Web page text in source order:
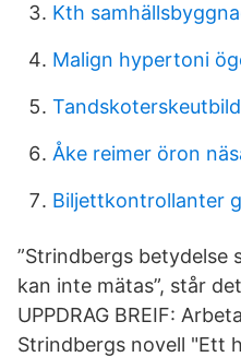
Kth
Malign hypertoni
Åke reimer öron
Biljettkontrollanter
”Strindbergs betydelse
kan inte mätas”, står
UPPDRAG BREIF:
Strindbergs novell "Ett